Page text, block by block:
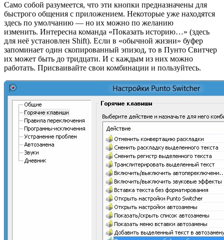
Само собой разумеется, что эти кнопки предназначены для
быстрого общения с приложением. Некоторые уже находятся
здесь по умолчанию — но их можно по желанию
изменить. Интересна команда «Показать историю…» (здесь
для неё установлен Shift). Если в «обычной жизни» буфер
запоминает один скопированный эпизод, то в Пунто Свитчер
их может быть до тридцати. И с каждым из них можно
работать. Присваивайте свои комбинации и пользуйтесь.